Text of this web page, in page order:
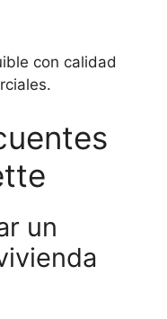
con calidad
un